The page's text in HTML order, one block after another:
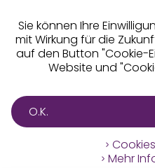
Sie können Ihre
mit Wirkung für die
auf den Button "Cookie-
Website und
O.K.
Mehr